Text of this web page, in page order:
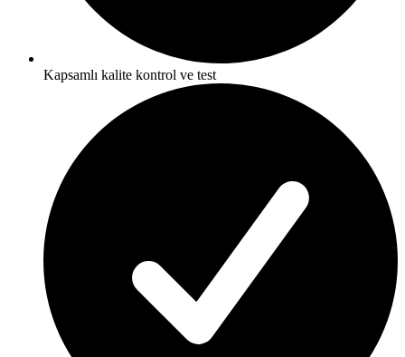
Kapsamlı kalite kontrol ve test